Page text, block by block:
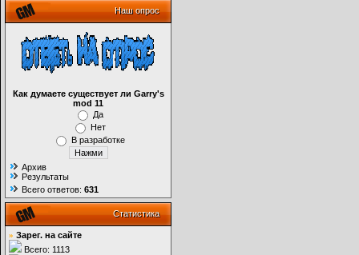
Наш опрос
Как думаете существует ли Garry's
mod 11
Да
Нет
В разработке
Архив
Результаты
Всего ответов: 631
Статистика
» Зарег. на сайте
Всего: 1113